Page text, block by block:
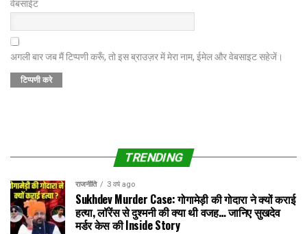
वेबसाईट
अगली बार जब मैं टिप्पणी करूँ, तो इस ब्राउज़र में मेरा नाम, ईमेल और वेबसाइट सहेजें।
TRENDING
राजनीति 3 वर्ष ago
Sukhdev Murder Case: गोगामेड़ी की गोदारा ने क्यों कराई
हत्या, लॉरेंस से दुश्मनी की क्या थी वजह… जानिए सुखदेव
मर्डर केस की Inside Story